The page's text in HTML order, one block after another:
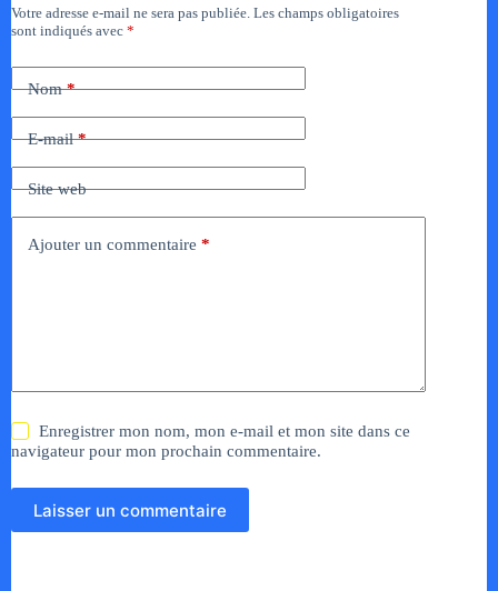
Votre adresse e-mail ne sera pas publiée. Les champs obligatoires
sont indiqués avec *
Nom*
E-mail*
Site web
Ajouter un commentaire *
Enregistrer mon nom, mon e-mail et mon site dans ce
navigateur pour mon prochain commentaire.
Laisser un commentaire